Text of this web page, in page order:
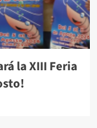
la XIII Feria